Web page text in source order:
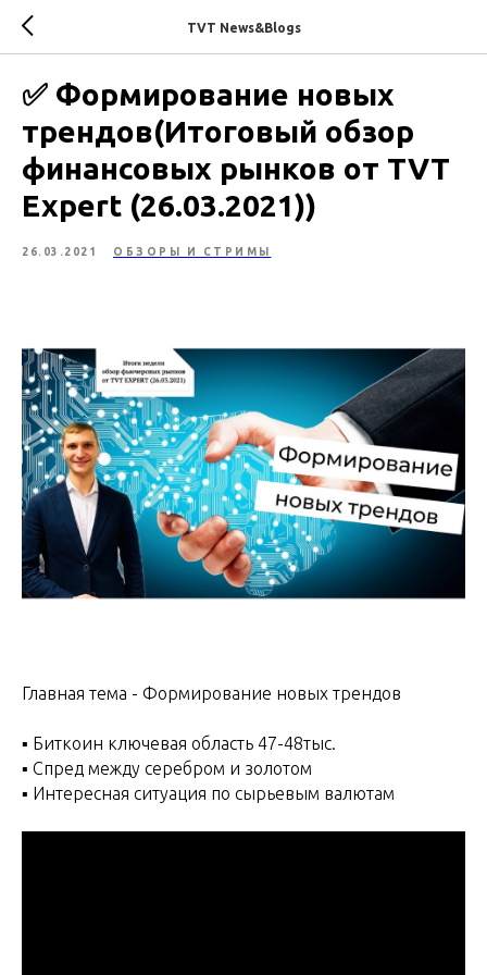
TVT News&Blogs
✅ Формирование новых
трендов(Итоговый обзор
финансовых рынков от TVT
Expert (26.03.2021))
26.03.2021 ОБЗОРЫ И СТРИМЫ
Главная тема - Формирование новых трендов
▪️ Биткоин ключевая область 47-48тыс.
▪️ Спред между серебром и золотом
▪️ Интересная ситуация по сырьевым валютам